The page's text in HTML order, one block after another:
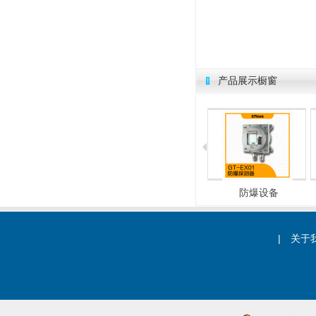
产品展示橱窗
防爆设备
| 关于